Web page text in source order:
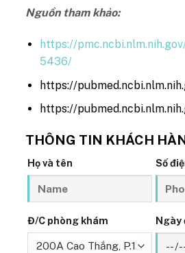
Nguồn tham khảo:
https://
5436/
https://
https://
THÔNG TIN KHÁCH
Họ và tên Số
Đ/C phòng khám Ngày